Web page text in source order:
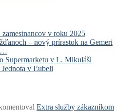
zamestnancov v roku 2025
– nový prírastok na Gemeri
Supermarketu v L. Mikuláši
Jednota v Ľubeli
Extra služby zákazníkom